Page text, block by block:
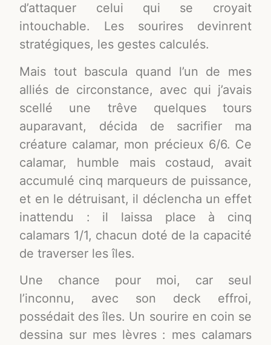
d’attaquer celui qui se croyait
intouchable. Les sourires devinrent
stratégiques, les gestes calculés.
Mais tout bascula quand l’un de mes
alliés de circonstance, avec qui j’avais
scellé une trêve quelques tours
auparavant, décida de sacrifier ma
créature calamar, mon précieux 6/6. Ce
calamar, humble mais costaud, avait
accumulé cinq marqueurs de puissance,
et en le détruisant, il déclencha un effet
inattendu : il laissa place à cinq
calamars 1/1, chacun doté de la capacité
de traverser les îles.
Une chance pour moi, car seul
l’inconnu, avec son deck effroi,
possédait des îles. Un sourire en coin se
dessina sur mes lèvres : mes calamars